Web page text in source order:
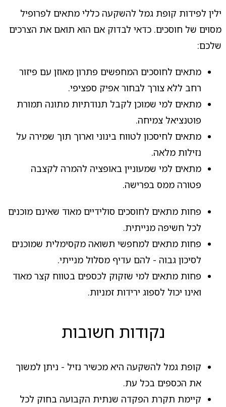
ילין לפידות קופת גמל להשקעה כללי מתאים לפרופיל
מסוים של חוסכים. כדאי לבדוק אם הוא תואם את הצרכים
שלכם:
מתאים לחוסכים המחפשים פתרון מאוזן עם פיזור
רחב ללא צורך לבחור אפיק ספציפי.
מתאים למי שמוכן לקבל תנודתיות מתונה תמורת
פוטנציאל צמיחה.
מתאים לחיסכון לטווח בינוני וארוך תוך שמירה על
נזילות מלאה.
מתאים למי שמעוניין באופציה להמרה לקצבה
פטורה ממס בפרישה.
פחות מתאים לחוסכים סולידיים מאוד שאינם מוכנים
לכל חשיפה מנייתית.
פחות מתאים למחפשי תשואה מקסימלית שמוכנים
לסיכון גבוה - להם עדיף מסלול מנייתי.
פחות מתאים למי שזקוק לכספים בטווח קצר מאוד
ואינו יכול לספוג ירידות זמניות.
נקודות חשובות
קופת גמל להשקעה היא מכשיר נזיל - ניתן למשוך
את הכספים בכל עת.
קיימת תקרת הפקדה שנתית הקבועה בחוק לכל